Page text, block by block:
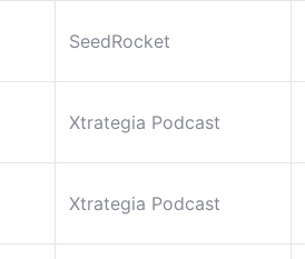
SeedRocket
Xtrategia Podcast
Xtrategia Podcast